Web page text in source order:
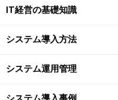
製造業のマッチングを
登録数が約1万5千社で
商工会・商工会議所
で、会員なら活用しない
IT経営の基礎知識
システム導入方法
システム運用管理